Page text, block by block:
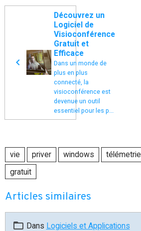
Découvrez un
Logiciel de
Visioconférence
Gratuit et
Efficace
Dans un monde de
plus en plus
connecté, la
visioconférence est
devenue un outil
essentiel pour les p...
vie priver windows télémetrie
gratuit
Articles similaires
Dans Logiciels et Applications